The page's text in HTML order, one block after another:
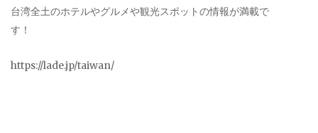
台湾全土のホテルやグルメや観光スポットの情報が満載で
す！
https://lade.jp/taiwan/